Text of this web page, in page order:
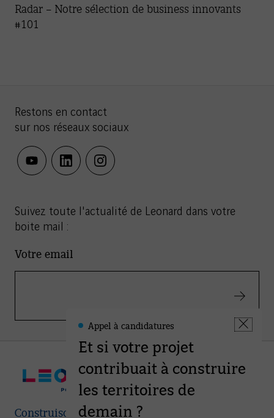
Radar – Notre sélection de business innovants
#101
Restons en contact
sur nos réseaux sociaux
youtubelinkedininstagram
Suivez toute l'actualité de Leonard dans votre
boite mail :
Votre email
Valider
Construisons ensemble les villes et territoires
Leonard
-
Informations
Fermer
Appel à candidatures
Et si votre projet
contribuait à construire
les territoires de
demain ?